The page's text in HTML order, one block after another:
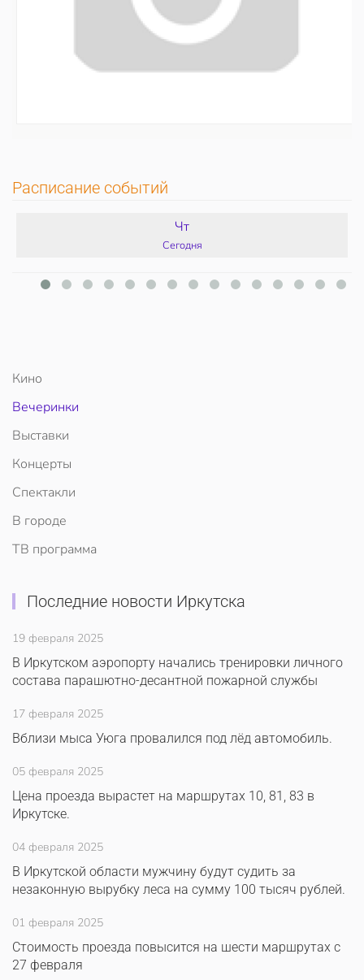
Расписание событий
Чт
Сегодня
Кино
Вечеринки
Выставки
Концерты
Спектакли
В городе
ТВ программа
Последние новости Иркутска
19 февраля 2025
В Иркутском аэропорту начались тренировки личного
состава парашютно-десантной пожарной службы
17 февраля 2025
Вблизи мыса Уюга провалился под лёд автомобиль.
05 февраля 2025
Цена проезда вырастет на маршрутах 10, 81, 83 в
Иркутске.
04 февраля 2025
В Иркутской области мужчину будут судить за
незаконную вырубку леса на сумму 100 тысяч рублей.
01 февраля 2025
Стоимость проезда повысится на шести маршрутах с
27 февраля